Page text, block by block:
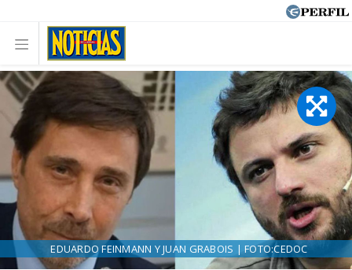
EDUARDO FEINMANN Y JUAN GRABOIS | FOTO:CEDOC